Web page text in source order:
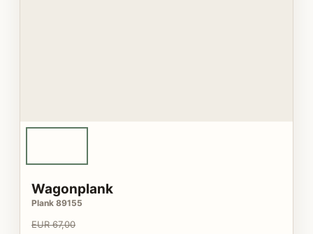
Wagonplank
Plank 89155
EUR 67,00